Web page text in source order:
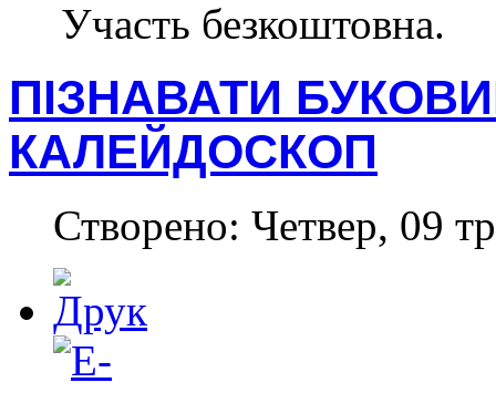
Участь безкоштовна.
ПІЗНАВАТИ
КАЛЕЙДОСКОП
Створено: Четвер, 09